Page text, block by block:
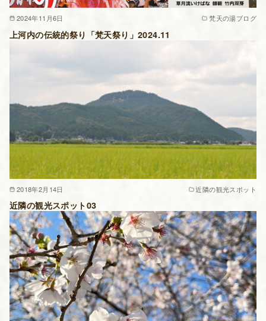
2024年11月6日 梵天の湯ブログ
上河内の伝統的祭り「梵天祭り」2024.11
2018年2月14日 近隣の観光スポット
近隣の観光スポット03